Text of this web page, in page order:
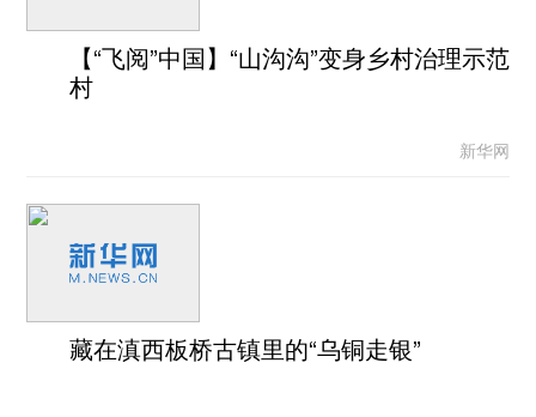
【“飞阅”中国】“山沟沟”变身乡村治理示范
村
新华网
藏在滇西板桥古镇里的“乌铜走银”